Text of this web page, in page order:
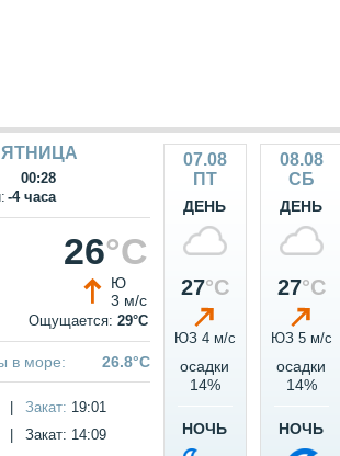
00:28
-4 часа
26°C
Ю
3 м/с
Ощущается: 29°C
в море: 26.8°C
Закат: 19:01
Закат: 14:09
07.08
ПТ
ДЕНЬ
27°C
ЮЗ 4 м/c
осадки
14%
НОЧЬ
08.08
СБ
ДЕНЬ
27°C
ЮЗ 5 м/c
осадки
14%
НОЧЬ